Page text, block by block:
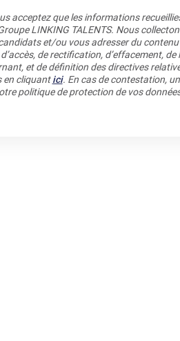
acceptez que les informations
LINKING TALENTS. Nous
et/ou vous adresser du contenu
de rectification, d’effacement,
et de définition des directives
en cliquantici. En cas de contestation,
politique de protection de vos